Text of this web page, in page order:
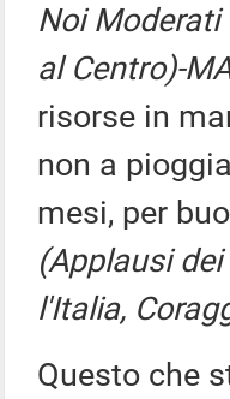
Noi Moderati
al Centro)-
risorse in
non a
mesi, per
(Applausi
l'Italia,
Questo che